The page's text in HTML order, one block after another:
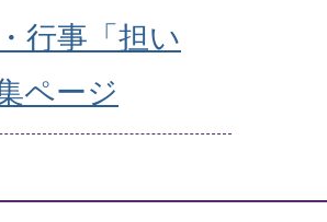
行事「担い
ページ